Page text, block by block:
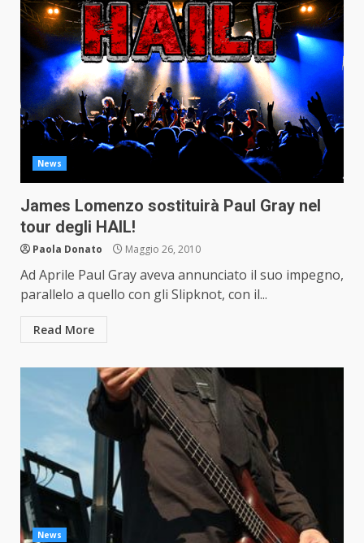
News
James Lomenzo sostituirà Paul Gray nel
tour degli HAIL!
Paola Donato Maggio 26, 2010
Ad Aprile Paul Gray aveva annunciato il suo impegno,
parallelo a quello con gli Slipknot, con il...
Read More
News